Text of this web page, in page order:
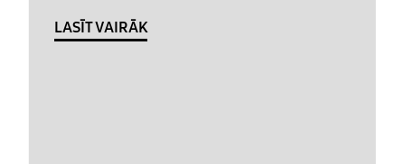
LASĪT VAIRĀK